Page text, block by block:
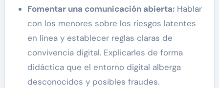
Fomentar una comunicación abierta:Hablar
con los menores sobre los riesgos latentes
en línea y establecer reglas claras de
convivencia digital. Explicarles de forma
didáctica que el entorno digital alberga
desconocidos y posibles fraudes.